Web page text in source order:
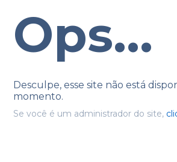
Ops...
Desculpe, esse site não está
momento.
Se você é um administrador do site,